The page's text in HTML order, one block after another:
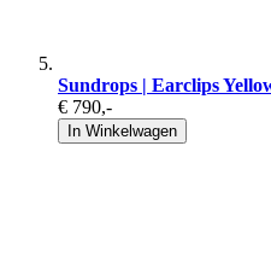
Sundrops | Earclips
€ 790,-
In Winkelwagen